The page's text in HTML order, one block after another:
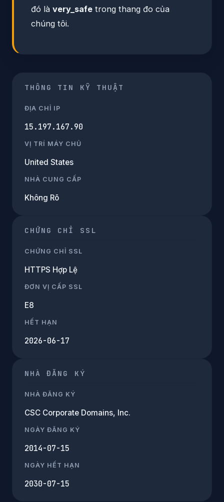
đó là very_safe trong thang đo của
chúng tôi.
THÔNG TIN KỸ THUẬT
ĐỊA CHỈ IP
15.197.167.90
VỊ TRÍ MÁY CHỦ
United States
NHÀ CUNG CẤP
Không Rõ
CHỨNG CHỈ SSL
CHỨNG CHỈ SSL
HTTPS Hợp Lệ
ĐƠN VỊ CẤP SSL
E8
HẾT HẠN
2026-06-17
NHÀ ĐĂNG KÝ
NHÀ ĐĂNG KÝ
CSC Corporate Domains, Inc.
NGÀY ĐĂNG KÝ
2014-07-15
NGÀY HẾT HẠN
2030-07-15